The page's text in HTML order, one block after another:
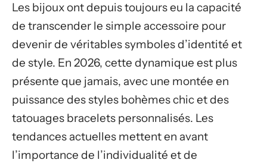
Les bijoux ont depuis toujours eu la capacité
de transcender le simple accessoire pour
devenir de véritables symboles d’identité et
de style. En 2026, cette dynamique est plus
présente que jamais, avec une montée en
puissance des styles bohèmes chic et des
tatouages bracelets personnalisés. Les
tendances actuelles mettent en avant
l’importance de l’individualité et de